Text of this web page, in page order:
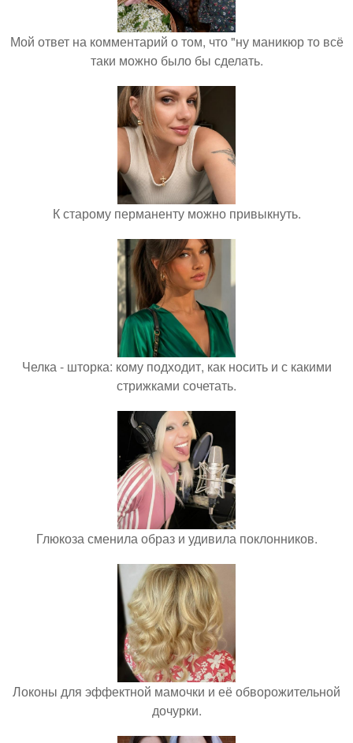
Мой ответ на комментарий о том, что "ну маникюр то всё
таки можно было бы сделать.
К старому перманенту можно привыкнуть.
Челка - шторка: кому подходит, как носить и с какими
стрижками сочетать.
Глюкоза сменила образ и удивила поклонников.
Локоны для эффектной мамочки и её обворожительной
дочурки.